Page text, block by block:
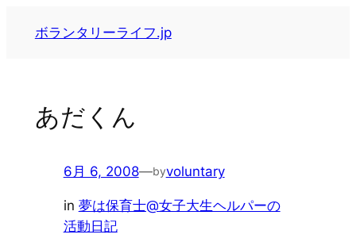
ボランタリーライフ.jp
あだくん
6月 6, 2008—byvoluntary
in 夢は保育士@女子大生ヘルパーの
活動日記